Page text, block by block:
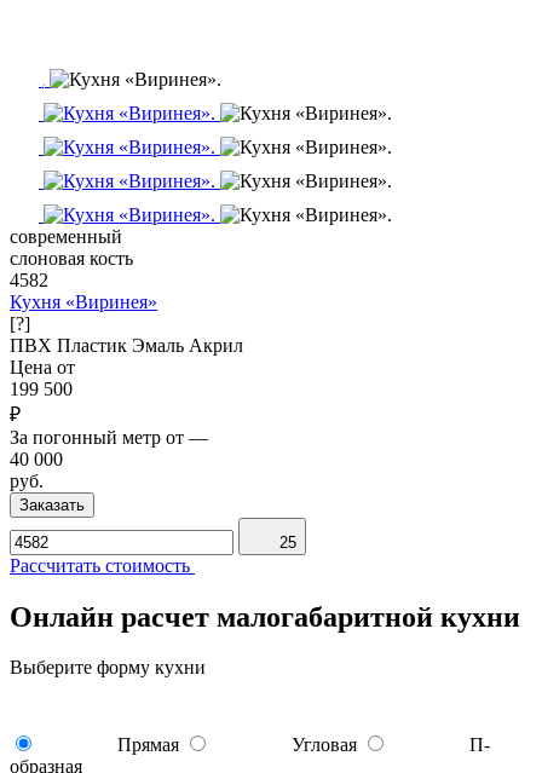
современный
слоновая кость
4582
Кухня «Виринея»
[?]
ПВХ Пластик Эмаль Акрил
Цена от
199 500
₽
За погонный метр от —
40 000
руб.
Заказать
25
Рассчитать стоимость
Онлайн расчет малогабаритной кухни
Выберите форму кухни
Прямая Угловая
П-
образная